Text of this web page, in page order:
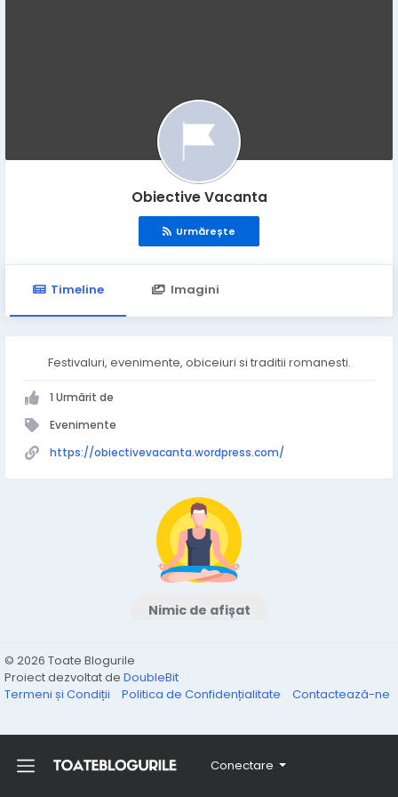
Conectare
Obiective Vacanta
Urmărește
Timeline Imagini
Festivaluri, evenimente, obiceiuri si traditii romanesti.
1 Urmărit de
Evenimente
https://obiectivevacanta.wordpress.com/
Nimic de afișat
© 2026 Toate Blogurile
Proiect dezvoltat de DoubleBit
Termeni și Condiții
Politica de Confidențialitate Contactează-ne